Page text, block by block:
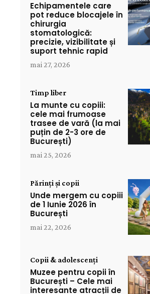
Echipamentele care
pot reduce blocajele în
chirurgia
stomatologică:
precizie, vizibilitate și
suport tehnic rapid
mai 27, 2026
Timp liber
La munte cu copiii:
cele mai frumoase
trasee de vară (la mai
puțin de 2-3 ore de
București)
mai 25, 2026
Părinți și copii
Unde mergem cu copiii
de 1 Iunie 2026 în
București
mai 22, 2026
Copii & adolescenți
Muzee pentru copii în
București – Cele mai
interesante atracții de